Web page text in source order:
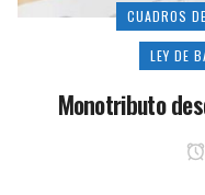
CUADROS
LEY DE
Monotributo